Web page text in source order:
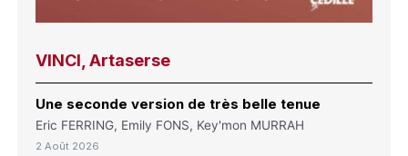
VINCI, Artaserse
Une seconde version de très belle tenue
Eric FERRING, Emily FONS, Key'mon MURRAH
2 Août 2026